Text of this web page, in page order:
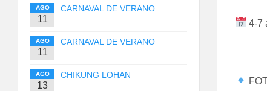
4-7
AGO
11
CARNAVAL DE VERANO
AGO
11
CARNAVAL DE VERANO
AGO
13
CHIKUNG LOHAN